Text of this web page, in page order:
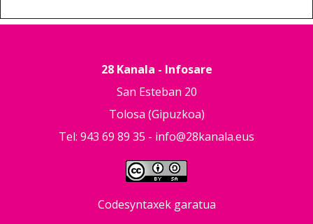
28 Kanala - Infosare
San Esteban 20
Tolosa (Gipuzkoa)
Tel: 943 69 89 35 - info@28kanala.eus
Codesyntaxek garatua